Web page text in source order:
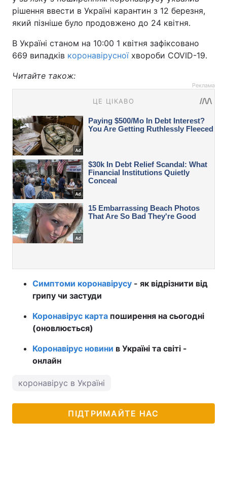
рішення ввести в Україні карантин з 12 березня,
який пізніше було продовжено до 24 квітня.
В Україні станом на 10:00 1 квітня зафіксовано
669 випадків коронавірусноїхвороби COVID-19.
Читайте також:
Реклама
Симптоми коронавірусу - як відрізнити від
грипу чи застуди
Коронавірус карта поширення на сьогодні
(оновлюється)
Коронавірус новини в Україні та світі -
онлайн
коронавірус в Україні
ПІДТРИМАЙТЕ НАС